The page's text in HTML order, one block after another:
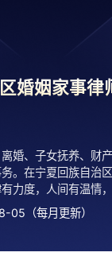
婚姻家事律
婚、子女抚养、财
。在宁夏回族自治
力度，人间有温情
剔的专业能力，为
2026年十大宁夏回
师事务所的马建刚
05（每月更新）